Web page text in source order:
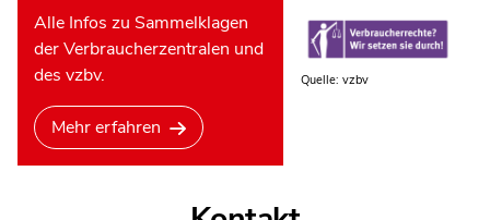
Alle Infos zu Sammelklagen
der Verbraucherzentralen und
des vzbv.
Mehr erfahren
Quelle: vzbv